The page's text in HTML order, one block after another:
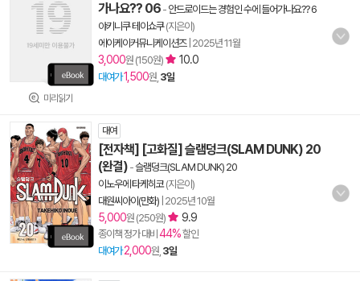
미리읽기
가나요?? 06 - 안드로이드는 경험인 수에 들어가나요?? 6
야키니쿠 테이쇼쿠(지은이)
에이케이커뮤니케이션즈| 2025년 11월
3,000원 (150원) 10.0
대여가1,500원, 3일
대여
[전자책] [고화질] 슬램덩크(SLAM DUNK) 20
(완결) -슬램덩크(SLAM DUNK) 20
이노우에 타케히코(지은이)
대원씨아이(만화) 2025년 10월
5,000원 (250원) 9.9
종이책 정가 대비 44%할인
대여가 2,000원, 3일